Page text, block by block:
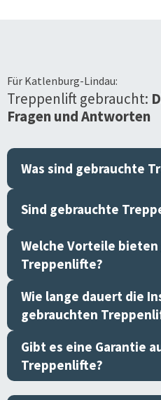
Für Katlenburg-Lindau:
Treppenlift gebraucht:
Fragen und Antworten
Was sind gebrauchte
Sind gebrauchte
Welche Vorteile
Treppenlifte?
Wie lange dauert die
gebrauchten
Gibt es eine Garantie
Treppenlifte?